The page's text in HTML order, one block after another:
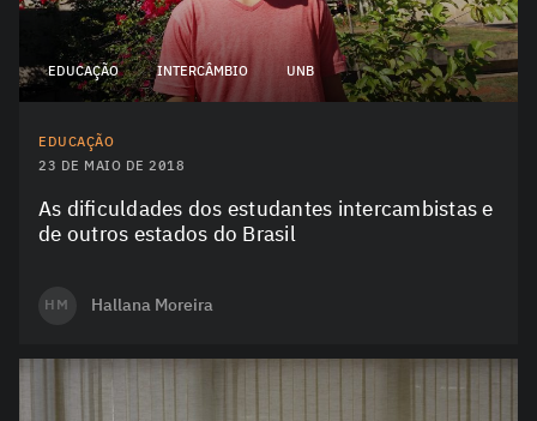
EDUCAÇÃO INTERCÂMBIO UNB
EDUCAÇÃO
23 DE MAIO DE 2018
As dificuldades dos estudantes intercambistas e
de outros estados do Brasil
HM Hallana Moreira